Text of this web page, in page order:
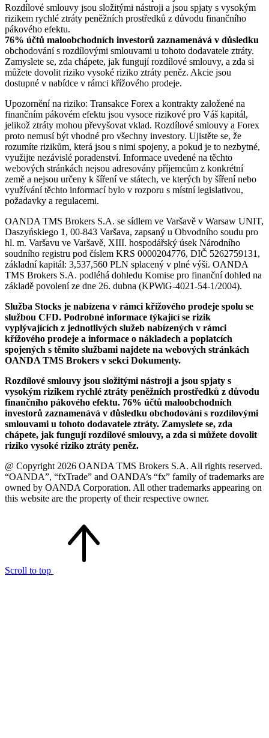
Rozdílové smlouvy jsou složitými nástroji a jsou spjaty s vysokým
rizikem rychlé ztráty peněžních prostředků z důvodu finančního
pákového efektu.
76% účtů maloobchodních investorů zaznamenává v důsledku
obchodování s rozdílovými smlouvami u tohoto dodavatele ztráty.
Zamyslete se, zda chápete, jak fungují rozdílové smlouvy, a zda si
můžete dovolit riziko vysoké riziko ztráty peněz. Akcie jsou
dostupné v nabídce v rámci křížového prodeje.
Upozornění na riziko: Transakce Forex a kontrakty založené na
finančním pákovém efektu jsou vysoce rizikové pro Váš kapitál,
jelikož ztráty mohou převyšovat vklad. Rozdílové smlouvy a Forex
proto nemusí být vhodné pro všechny investory. Ujistěte se, že
rozumíte rizikům, která jsou s nimi spojeny, a pokud je to nezbytné,
využijte nezávislé poradenství. Informace uvedené na těchto
webových stránkách nejsou adresovány příjemcům z konkrétní
země a nejsou určeny k šíření ve státech, ve kterých by šíření nebo
využívání těchto informací bylo v rozporu s místní legislativou,
požadavky a regulacemi.
OANDA TMS Brokers S.A. se sídlem ve Varšavě v Warsaw UNIT,
Daszyńskiego 1, 00-843 Varšava, zapsaný u Obvodního soudu pro
hl. m. Varšavu ve Varšavě, XIII. hospodářský úsek Národního
soudního registru pod číslem KRS 0000204776, DIČ 5262759131,
základní kapitál: 3,537,560 PLN splacený v plné výši. OANDA
TMS Brokers S.A. podléhá dohledu Komise pro finanční dohled na
základě povolení ze dne 26. dubna (KPWiG-4021-54-1/2004).
Služba Stocks je nabízena v rámci křížového prodeje spolu se
službou CFD. Podrobné informace týkající se rizik
vyplývajících z jednotlivých služeb nabízených v rámci
křížového prodeje a informace o nákladech a poplatcích
spojených s těmito službami najdete na webových stránkách
OANDA TMS Brokers v sekci Dokumenty.
Rozdílové smlouvy jsou složitými nástroji a jsou spjaty s
vysokým rizikem rychlé ztráty peněžních prostředků z důvodu
finančního pákového efektu. 76% účtů maloobchodních
investorů zaznamenává v důsledku obchodování s rozdílovými
smlouvami u tohoto dodavatele ztráty. Zamyslete se, zda
chápete, jak fungují rozdílové smlouvy, a zda si můžete dovolit
riziko vysoké riziko ztráty peněz.
@ Copyright 2026 OANDA TMS Brokers S.A. All rights reserved.
“OANDA”, “fxTrade” and OANDA’s “fx” family of trademarks are
owned by OANDA Corporation. All other trademarks appearing on
this website are the property of their respective owner.
Scroll to top